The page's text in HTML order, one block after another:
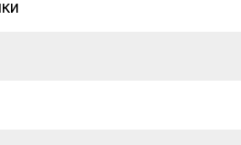
WILDO